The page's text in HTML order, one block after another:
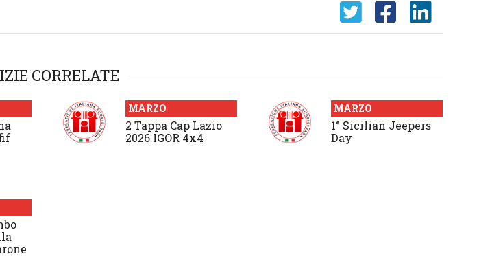
CORRELATE
MARZO
2 Tappa Cap Lazio
2026 IGOR 4x4
MARZO
1° Sicilian Jeepers
Day